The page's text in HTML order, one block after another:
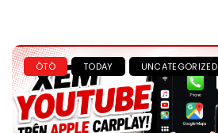
ÔTÔ TODAY UNCATEGORIZED